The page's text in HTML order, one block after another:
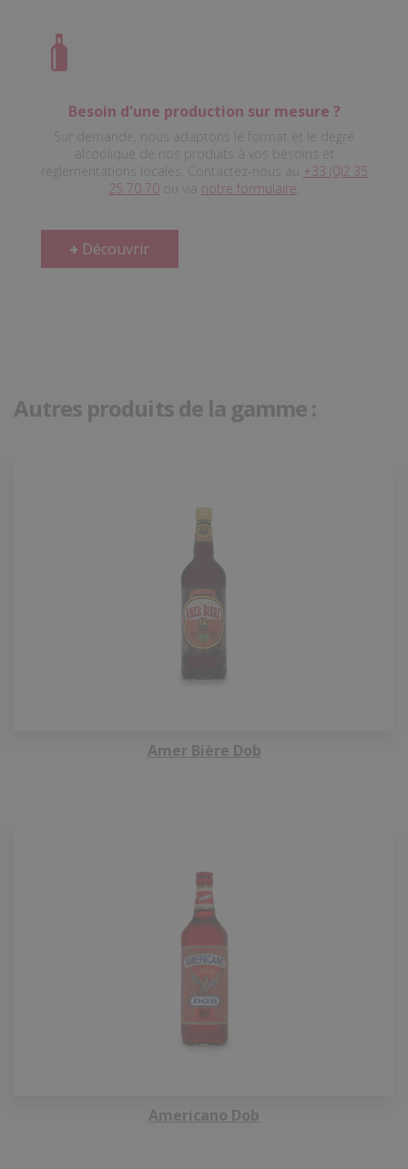
Besoin d'une production sur mesure ?
Sur demande, nous adaptons le format et le degré
alcoolique de nos produits à vos besoins et
réglementations locales. Contactez-nous au +33 (0)2 35
25 70 70 ou via notre formulaire
Découvrir
Autres produits de la gamme :
Amer Bière Dob
Americano Dob